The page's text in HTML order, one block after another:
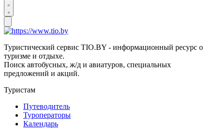
Туристический сервис TIO.BY - информационный ресурс о
туризме и отдыхе.
Поиск автобусных, ж/д и авиатуров, специальных
предложений и акций.
Туристам
Путеводитель
Туроператоры
Календарь